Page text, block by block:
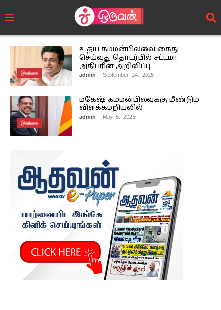
இலங்கை
உதய கம்மன்பிலவை கைது
செய்வது தொடர்பில் சட்டமா
அதிபரின் அறிவிப்பு
admin - September 24, 2025
இலங்கை
மகேஷ் கம்மன்பிலவுக்கு மீண்டும்
விளக்கமறியலில்
admin - May 5, 2025